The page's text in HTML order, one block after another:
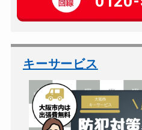
玄関カギ修理
玄関カギ交換
車カギ開け
バイクカギ開け
バイクカギ作成
キーサービス